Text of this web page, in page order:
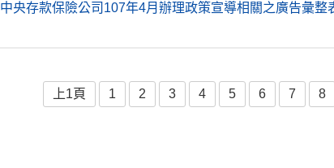
中央存款保險公司107年4月辦理政策宣導相關之廣告彙整
上1頁 1 2 3 4 5 6 7 8